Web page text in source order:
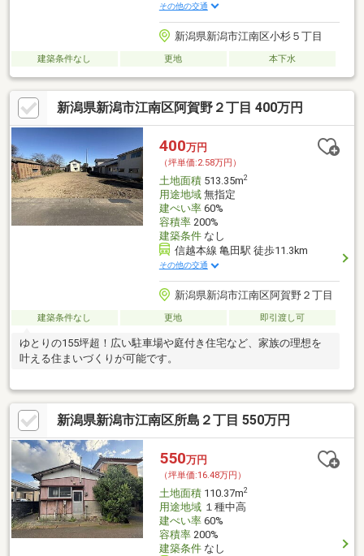
その他の交通
新潟県新潟市江南区小杉５丁目
建築条件なし 更地 本下水
新潟県新潟市江南区阿賀野２丁目 400万円
400万円
（坪単価:2.58万円）
土地面積513.35m2
用途地域無指定
建ぺい率60%
容積率200%
建築条件なし
信越本線 亀田駅 徒歩11.3km
その他の交通
新潟県新潟市江南区阿賀野２丁目
建築条件なし 更地 即引渡し可
ゆとりの155坪超！広い駐車場や庭付き住宅など、家族の理想を
叶える住まいづくりが可能です。
新潟県新潟市江南区所島２丁目 550万円
550万円
（坪単価:16.48万円）
土地面積110.37m2
用途地域１種中高
建ぺい率60%
容積率200%
建築条件なし